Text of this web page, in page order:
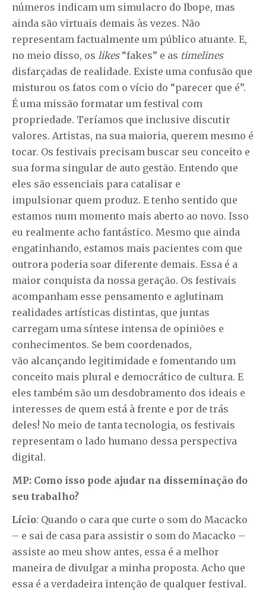
números indicam um simulacro do Ibope, mas
ainda são virtuais demais às vezes. Não
representam factualmente um público atuante. E,
no meio disso, os likes“fakes” e as timelines
disfarçadas de realidade. Existe uma confusão que
misturou os fatos com o vício do “parecer que é”.
É uma missão formatar um festival com
propriedade. Teríamos que inclusive discutir
valores. Artistas, na sua maioria, querem mesmo é
tocar. Os festivais precisam buscar seu conceito e
sua forma singular de auto gestão. Entendo que
eles são essenciais para catalisar e
impulsionar quem produz. E tenho sentido que
estamos num momento mais aberto ao novo. Isso
eu realmente acho fantástico. Mesmo que ainda
engatinhando, estamos mais pacientes com que
outrora poderia soar diferente demais. Essa é a
maior conquista da nossa geração. Os festivais
acompanham esse pensamento e aglutinam
realidades artísticas distintas, que juntas
carregam uma síntese intensa de opiniões e
conhecimentos. Se bem coordenados,
vão alcançando legitimidade e fomentando um
conceito mais plural e democrático de cultura. E
eles também são um desdobramento dos ideais e
interesses de quem está à frente e por de trás
deles! No meio de tanta tecnologia, os festivais
representam o lado humano dessa perspectiva
digital.
MP: Como isso pode ajudar na disseminação do
seu trabalho?
Lício: Quando o cara que curte o som do Macacko
– e sai de casa para assistir o som do Macacko –
assiste ao meu show antes, essa é a melhor
maneira de divulgar a minha proposta. Acho que
essa é a verdadeira intenção de qualquer festival.